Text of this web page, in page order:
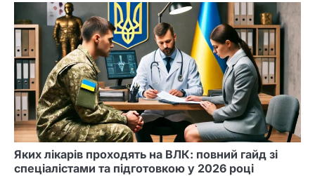
Яких лікарів проходять на ВЛК: повний гайд зі
спеціалістами та підготовкою у 2026 році